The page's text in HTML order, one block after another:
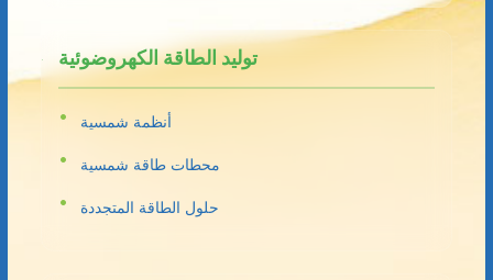
توليد الطاقة الكهروضوئية
أنظمة شمسية
محطات طاقة شمسية
حلول الطاقة المتجددة